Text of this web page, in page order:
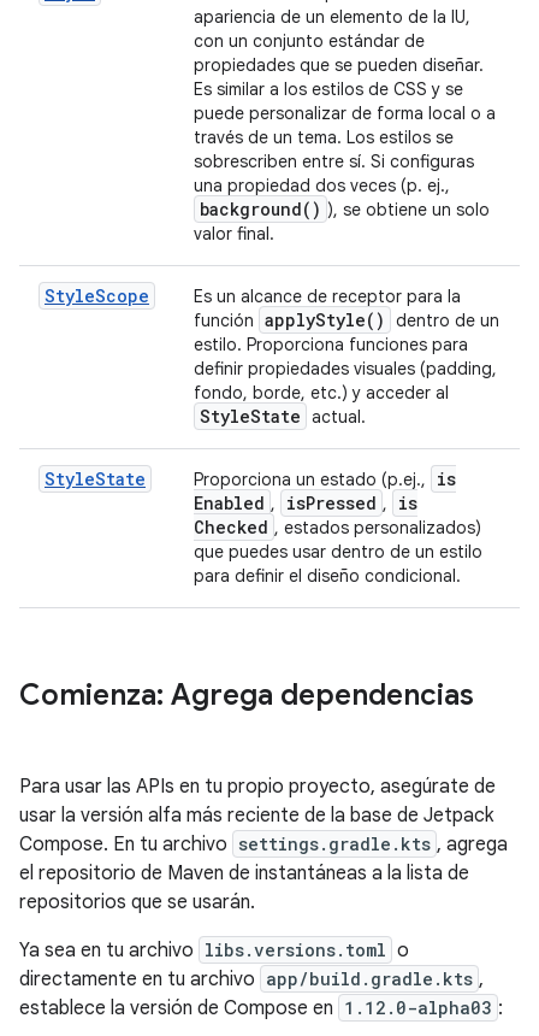
apariencia de un elemento de la IU,
con un conjunto estándar de
propiedades que se pueden diseñar.
Es similar a los estilos de CSS y se
puede personalizar de forma local o a
través de un tema. Los estilos se
sobrescriben entre sí. Si configuras
una propiedad dos veces (p. ej.,
background( ) ), se obtiene un solo
valor final.
StyleScope
Es un alcance de receptor para la
función applyStyle( )
dentro de un
estilo. Proporciona funciones para
definir propiedades visuales (padding,
fondo, borde, etc.) y acceder al
StyleState actual.
StyleState Proporciona un estado (p.ej.,
is
Enabled , isPressed ,
is
Checked , estados personalizados)
que puedes usar dentro de un estilo
para definir el diseño condicional.
Comienza: Agrega dependencias
Para usar las APIs en tu propio proyecto, asegúrate de
usar la versión alfa más reciente de la base de Jetpack
Compose. En tu archivo settings.gradle.kts , agrega
el repositorio de Maven de instantáneas a la lista de
repositorios que se usarán.
Ya sea en tu archivo libs.versions.toml o
directamente en tu archivo app/build.gradle.kts ,
establece la versión de Compose en 1.12.0-alpha03 :